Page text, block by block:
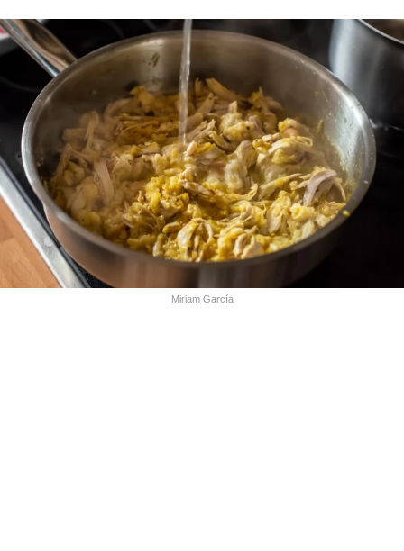
Miriam García